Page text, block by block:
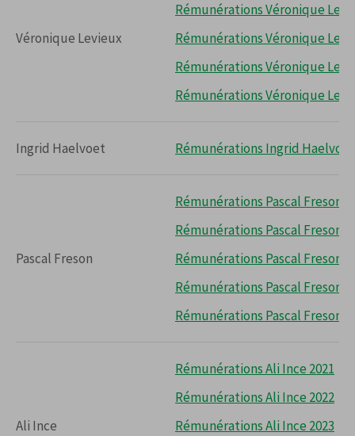
Véronique Levieux
Rémunérations Véronique
Rémunérations Véronique
Rémunérations Véronique
Rémunérations Véronique
Ingrid Haelvoet Rémunérations Ingrid Haelvoet
Pascal Freson
Rémunérations Pascal Freson
Rémunérations Pascal Freson
Rémunérations Pascal Freson
Rémunérations Pascal Freson
Rémunérations Pascal Freson
Ali Ince
Rémunérations Ali Ince 2021
Rémunérations Ali Ince 2022
Rémunérations Ali Ince 2023